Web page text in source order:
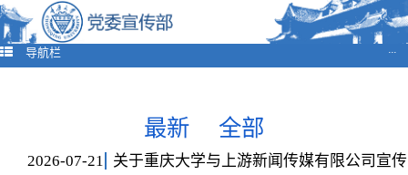
导航栏 ···
最新 全部
2026-07-21
关于重庆大学与上游新闻传媒有限公司宣传